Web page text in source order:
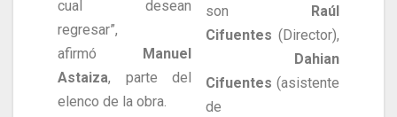
cual desean
regresar”,
afirmó Manuel
Astaiza, parte del
elenco de la obra.
son
Raúl
Cifuentes (Director),
Dahian
Cifuentes (asistente
de